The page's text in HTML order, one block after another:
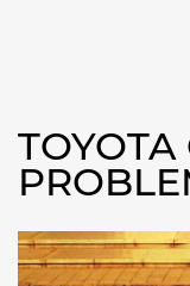
TOYOTA